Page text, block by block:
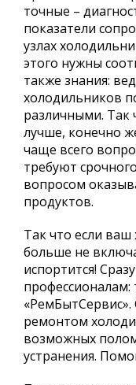
точные –
показатели
узлах
этого нужны
также знания:
холодильников
различными. Так
лучше, конечно
чаще всего
требуют
вопросом
продуктов.
Так что если
больше не
испортится!
профессионалам:
ремонтом
возможных
устранения.